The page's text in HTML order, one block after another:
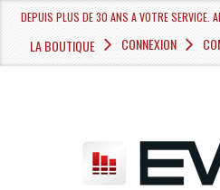
DEPUIS PLUS DE 30 ANS A VOTRE
LA BOUTIQUE CONNEXION